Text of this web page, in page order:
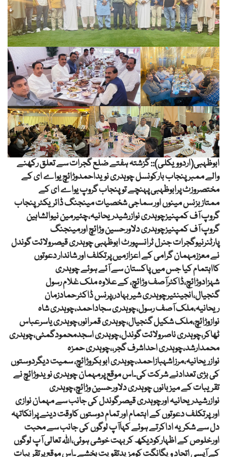
ابوظہبی(اردوویکلی):: گزشتہ ہفتے ضلع گجرات سے تعلق رکھنے
والے ممبرپنجاب بارکونسل چوہدری نویداحمدوڑائچ یواے ای کے
مختصروزٹ پرابوظہبی پہنچے توپنجاب گروپ یواے ای کے
ممتازبزنس مینوں اور سماجی شخصیات مینجنگ ڈائریکٹرپنجاب
گروپ آف کمپنیزچوہدری نوازرشیدریحانیہ،چئیرمین نیوالشاہین
گروپ آف کمپنیزچوہدری دلاورحسین وڑائچ اورمینجنگ
پارٹنرنیوگجرات جنرل ٹرانسپورٹ ابوظہبی چوہدری قیصرولائت گوندل
نے معززمہمان گرامی کے اعزازمیں پرتکلف اور شاندار دعوتوں
کااہتمام کیا جس میں پاکستان سے آئے ہوئے چوہدری
شہزادوڑائچ،ڈاکٹرآصف وڑائچ، کے علاوہ ملک غلام رسول
گنجیال،انجینئیرچوہدری شیربہادر،پرنس ڈاکٹرحمادزمان
ریحانیہ،ملک آصف رسول،چوہدری سجاداحمد،چوہدری شاہ
نوازوڑائچ،ملک شکیل گنجیال،چوہدری قمرانور،چوہدری یاسرعباس
ٹھاکر،چوہدری ناصرولائت گوندل،چوہدری اسجدمحمودگمٹی،چوہدری
محمدارشد،چوہدری احداشرف گجر،،چوہدری حمزہ
نوازریحانیہ،مرزاشہبازاحمد،چوہدری ابوبکروڑائچ، سمیت دیگردوستوں
کی بڑی تعدادنے شرکت کی۔اس موقع پرمہمان چوہدری نویدوڑائچ نے
تقریبات کے میزبانوں چوہدری دلاورحسین وڑائچ،چوہدری
نوازرشیدریحانیہ اورچوہدری قیصرگوندل کی جانب سے مہمان نوازی
اورپرتکلف دعوتوں کے اہتمام اور تمام دوستوں کاوقت دینے پرانکاتہہ
دل سے شکریہ اداکرتے ہوئے کہاآپ لوگوں کی جانب سے محبت
اورخلوص کے اظہارکودیکھ کربہت خوشی ہوئی،اللہ تعالی آپ لوگوں
کے آپسی اتحاد ویگانگت کومزیدتقویت بخشے ۔اس موقع پرتقریبات